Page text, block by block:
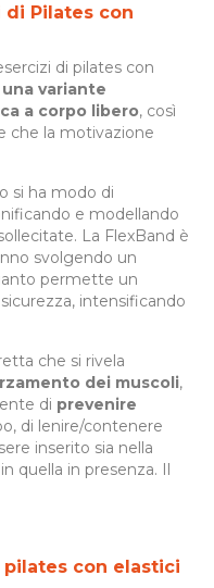
di Pilates con
di pilates con
variante
a corpo libero, così
che la motivazione
si ha modo di
e modellando
La FlexBand è
svolgendo un
permette un
intensificando
che si rivela
dei muscoli,
di prevenire
di lenire/contenere
inserito sia nella
quella in presenza. Il
con elastici